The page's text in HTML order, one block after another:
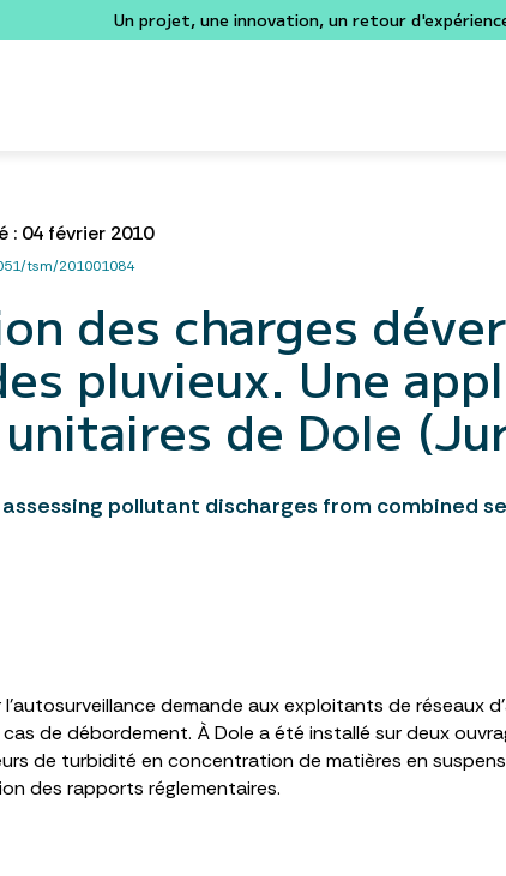
Un projet, une innovation, un retour
: 04 février 2010
tsm/201001084
des charges
pluvieux. Une
de Dole
pollutant discharges from combined
demande aux exploitants de réseaux
cas de débordement. À Dole a été installé sur deux
de turbidité en concentration de matières en
des rapports réglementaires.